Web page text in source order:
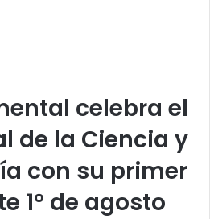
celebra el
de la Ciencia y
con su primer
1° de agosto